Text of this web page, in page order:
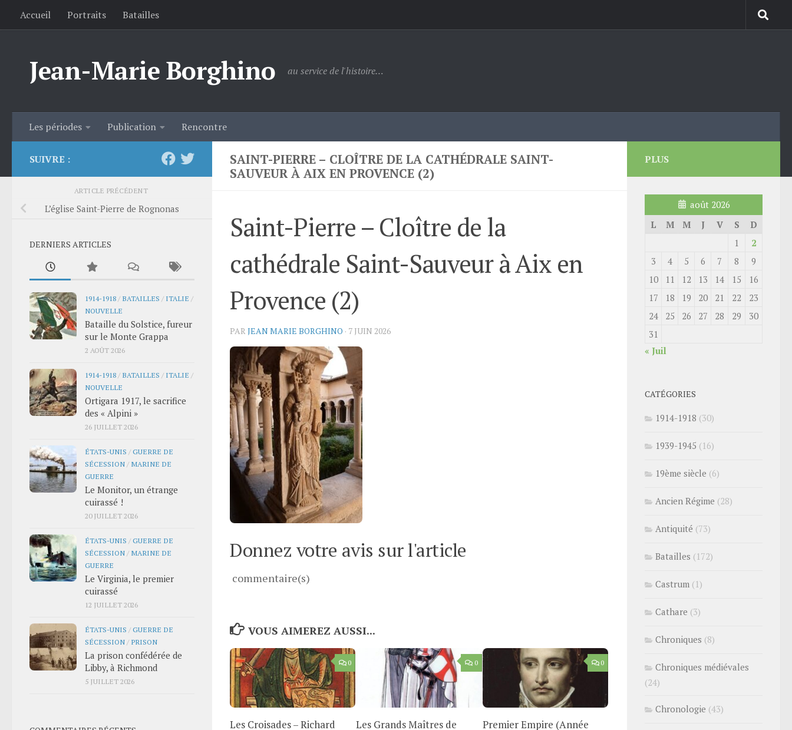
Skip to content
Accueil Portraits Batailles
Jean-Marie Borghino au service de l'histoire…
Les périodes Publication Rencontre
SAINT-PIERRE – CLOÎTRE DE LA CATHÉDRALE SAINT-
SAUVEUR À AIX EN PROVENCE (2)
Saint-Pierre – Cloître de la
cathédrale Saint-Sauveur à Aix en
Provence (2)
PAR JEAN MARIE BORGHINO · 7 JUIN 2026
Donnez votre avis sur l'article
commentaire(s)
VOUS AIMEREZ AUSSI...
0
Les Croisades – Richard
0
Les Grands Maîtres de
0
Premier Empire (Année
SUIVRE :
ARTICLE PRÉCÉDENT
L’église Saint-Pierre de Rognonas
DERNIERS ARTICLES
1914-1918 / BATAILLES / ITALIE /
NOUVELLE
Bataille du Solstice, fureur
sur le Monte Grappa
2 AOÛT 2026
1914-1918 / BATAILLES / ITALIE /
NOUVELLE
Ortigara 1917, le sacrifice
des « Alpini »
26 JUILLET 2026
ÉTATS-UNIS /GUERRE DE
SÉCESSION / MARINE DE
GUERRE
Le Monitor, un étrange
cuirassé !
20 JUILLET 2026
ÉTATS-UNIS /GUERRE DE
SÉCESSION / MARINE DE
GUERRE
Le Virginia, le premier
cuirassé
12 JUILLET 2026
ÉTATS-UNIS /GUERRE DE
SÉCESSION / PRISON
La prison confédérée de
Libby, à Richmond
5 JUILLET 2026
PLUS
août 2026
L
M M J V S
D
1
2
3
4 5 6 7 8
9
10
11 12 13 14 15
16
17
18 19 20 21 22
23
24
25 26 27 28 29
30
31
« Juil
CATÉGORIES
1914-1918 (30)
1939-1945 (16)
19ème siècle (6)
Ancien Régime (28)
Antiquité (73)
Batailles (172)
Castrum (1)
Cathare (3)
Chroniques (8)
Chroniques médiévales
(24)
Chronologie (43)